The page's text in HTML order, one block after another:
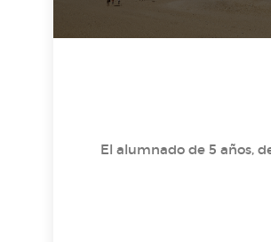
El alumnado de 5 años,